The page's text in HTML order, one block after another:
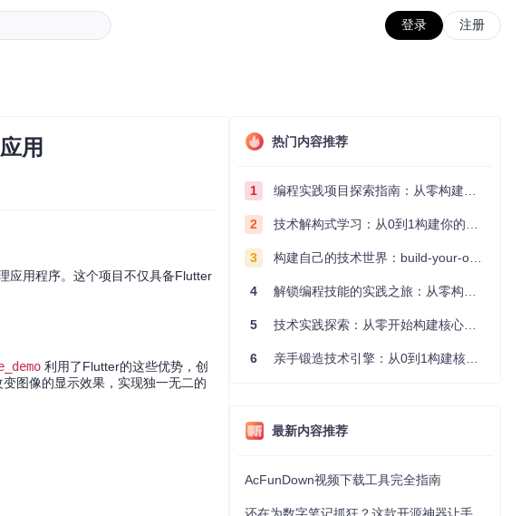
登录 注册
用
应用程序。这个项目不仅具备Flutter
利用了Flutter的这些优势，创
图像的显示效果，实现独一无二的
热门内容推荐
1 编程实践项目探索指南：从零构建技术能力体系
2 技术解构式学习：从0到1构建你的编程知识体系
3 构建自己的技术世界：build-your-own-x项目的实践探索指南
4 解锁编程技能的实践之旅：从零构建你的技术世界
5 技术实践探索：从零开始构建核心系统的实践指南
6 亲手锻造技术引擎：从0到1构建核心系统的实践指南
最新内容推荐
AcFunDown视频下载工具完全指南